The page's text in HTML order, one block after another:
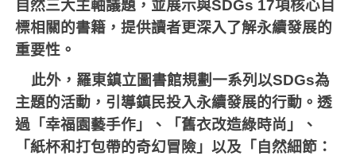
自然三大主軸議題，並展示與SDGs 17項核心目
標相關的書籍，提供讀者更深入了解永續發展的
重要性。
此外，羅東鎮立圖書館規劃一系列以SDGs為
主題的活動，引導鎮民投入永續發展的行動。透
過「幸福園藝手作」、「舊衣改造綠時尚」、
「紙杯和打包帶的奇幻冒險」以及「自然細節：